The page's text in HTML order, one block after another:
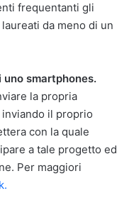
frequentanti gli
da meno di un
uno smartphones.
la propria
inviando il proprio
con la quale
a tale progetto ed
Per maggiori